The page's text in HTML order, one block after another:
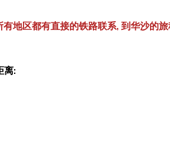
地区都有直接的铁路联系, 到华沙的旅
离: